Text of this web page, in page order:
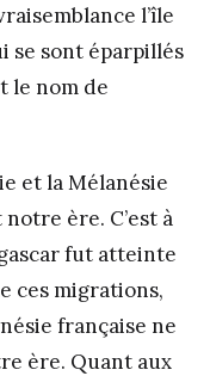
l’île
se sont éparpillés
le nom de
et la Mélanésie
ère. C’est à
fut atteinte
ces migrations,
française ne
ère. Quant aux